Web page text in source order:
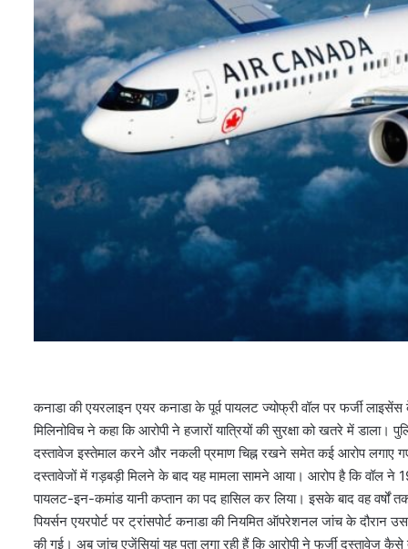
कनाडा की एयरलाइन एयर कनाडा के पूर्व पायलट ज्योफ्री वॉल पर फर्जी
मिलिनोविच ने कहा कि आरोपी ने हजारों यात्रियों की सुरक्षा को खतरे में
दस्तावेज इस्तेमाल करने और नकली प्रमाण चिह्न रखने समेत कई आरोप लगाए गए
दस्तावेजों में गड़बड़ी मिलने के बाद यह मामला सामने आया। आरोप है कि
पायलट-इन-कमांड यानी कप्तान का पद हासिल कर लिया। इसके बाद वह वर्षों
पियर्सन एयरपोर्ट पर ट्रांसपोर्ट कनाडा की नियमित ऑपरेशनल जांच के
की गई। अब जांच एजेंसियां यह पता लगा रही हैं कि आरोपी ने फर्जी दस्तावेज